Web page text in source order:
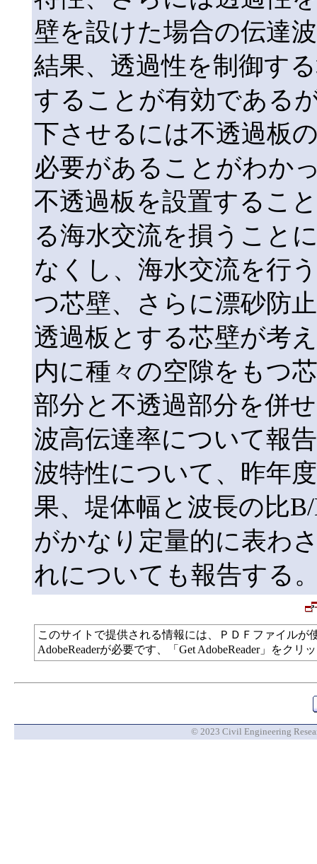
壁を設けた場合の伝達
結果、透過性を制御す
することが有効である
下させるには不透過板
必要があることがわか
不透過板を設置するこ
る海水交流を損うこと
なくし、海水交流を行
つ芯壁、さらに漂砂防
透過板とする芯壁が考
内に種々の空隙をもつ
部分と不透過部分を併
波高伝達率について報
波特性について、昨年
果、堤体幅と波長の比
がかなり定量的に表わ
れについても報告する
このサイトで提供される情報には、ＰＤＦファイル
AdobeReaderが必要です、「Get AdobeReader」をク
© 2023 Civil Engineering